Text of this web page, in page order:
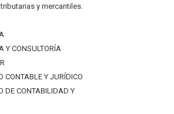
y mercantiles.
Y CONSULTORÍA
CONTABLE Y JURÍDICO
DE CONTABILIDAD Y